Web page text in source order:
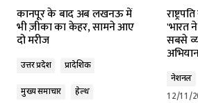
कानपूर के बाद अब लखनऊ में
भी ज़ीका का केहर, सामने आए
दो मरीज
उत्तर प्रदेश प्रादेशिक
मुख्य समाचार
हेल्थ
'भारत
सबसे
नेशनल
12/11/